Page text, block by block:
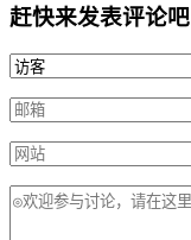
赶快来发表评论吧